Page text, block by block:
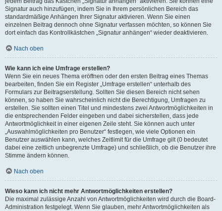
Signatur auch hinzufügen, indem Sie in Ihrem persönlichen Bereich das
standardmäßige Anhängen Ihrer Signatur aktivieren. Wenn Sie einen
einzelnen Beitrag dennoch ohne Signatur verfassen möchten, so können Sie
dort einfach das Kontrollkästchen „Signatur anhängen“ wieder deaktivieren.
Nach oben
Wie kann ich eine Umfrage erstellen?
Wenn Sie ein neues Thema eröffnen oder den ersten Beitrag eines Themas
bearbeiten, finden Sie ein Register „Umfrage erstellen“ unterhalb des
Formulars zur Beitragserstellung. Sollten Sie diesen Bereich nicht sehen
können, so haben Sie wahrscheinlich nicht die Berechtigung, Umfragen zu
erstellen. Sie sollten einen Titel und mindestens zwei Antwortmöglichkeiten in
die entsprechenden Felder eingeben und dabei sicherstellen, dass jede
Antwortmöglichkeit in einer eigenen Zeile steht. Sie können auch unter
„Auswahlmöglichkeiten pro Benutzer“ festlegen, wie viele Optionen ein
Benutzer auswählen kann, welches Zeitlimit für die Umfrage gilt (0 bedeutet
dabei eine zeitlich unbegrenzte Umfrage) und schließlich, ob die Benutzer ihre
Stimme ändern können.
Nach oben
Wieso kann ich nicht mehr Antwortmöglichkeiten erstellen?
Die maximal zulässige Anzahl von Antwortmöglichkeiten wird durch die Board-
Administration festgelegt. Wenn Sie glauben, mehr Antwortmöglichkeiten als